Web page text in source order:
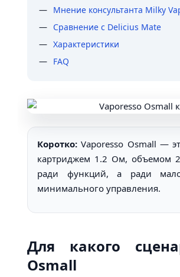
Мнение консультанта Milky
Сравнение с Delicius Mate
Характеристики
FAQ
Коротко: Vaporesso Osmall —
картриджем 1.2 Ом, объемом
ради функций, а ради
минимального управления.
Для какого
Osmall